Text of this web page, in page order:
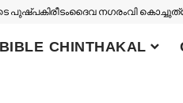
പുഷ്പകിരീടംദൈവ നഗരംവി
BIBLE CHINTHAKAL